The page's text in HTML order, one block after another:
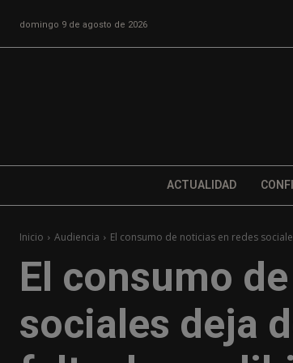
domingo 9 de agosto de 2026
ACTUALIDAD
Inicio Audiencia El consumo de noticias en redes
El consumo
sociales deja